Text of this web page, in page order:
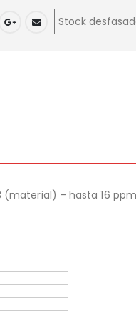
Stock
(material) – hasta 16